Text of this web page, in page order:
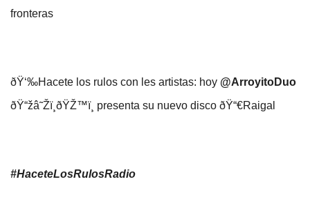
fronteras
ðŸ‘‰Hacete los rulos con les artistas: hoy @ArroyitoDuo
ðŸ“žâ˜Žï¸ðŸŽ™ï¸ presenta su nuevo disco ðŸ“€Raigal
#HaceteLosRulosRadio